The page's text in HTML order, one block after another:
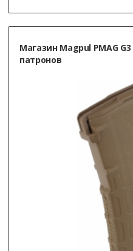
Магазин Magpul PMAG
патронов